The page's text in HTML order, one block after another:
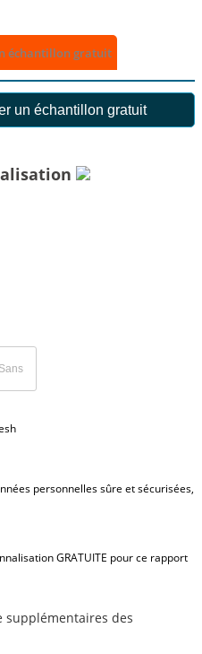
échantillon gratuit
un échantillon gratuit
personnelles sûre et sécurisées,
GRATUITE pour ce rapport
supplémentaires des